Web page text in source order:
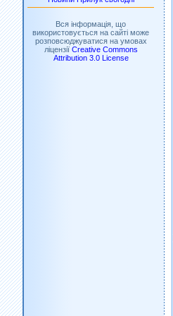
Вся інформація, що
використовується на сайті може
розповсюджуватися на умовах
ліцензії Creative Commons
Attribution 3.0 License